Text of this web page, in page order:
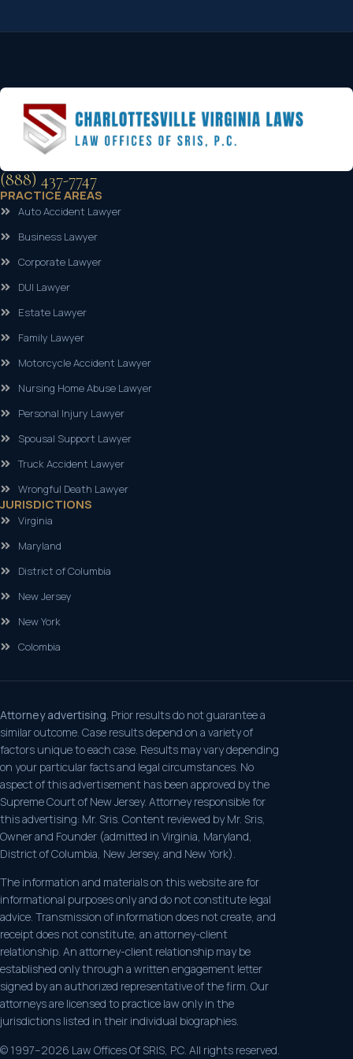
(888) 437-7747
PRACTICE AREAS
Auto Accident Lawyer
Business Lawyer
Corporate Lawyer
DUI Lawyer
Estate Lawyer
Family Lawyer
Motorcycle Accident Lawyer
Nursing Home Abuse Lawyer
Personal Injury Lawyer
Spousal Support Lawyer
Truck Accident Lawyer
Wrongful Death Lawyer
JURISDICTIONS
Virginia
Maryland
District of Columbia
New Jersey
New York
Colombia
Attorney advertising. Prior results do not guarantee a
similar outcome. Case results depend on a variety of
factors unique to each case. Results may vary depending
on your particular facts and legal circumstances. No
aspect of this advertisement has been approved by the
Supreme Court of New Jersey. Attorney responsible for
this advertising: Mr. Sris. Content reviewed by Mr. Sris,
Owner and Founder (admitted in Virginia, Maryland,
District of Columbia, New Jersey, and New York).
The information and materials on this website are for
informational purposes only and do not constitute legal
advice. Transmission of information does not create, and
receipt does not constitute, an attorney-client
relationship. An attorney-client relationship may be
established only through a written engagement letter
signed by an authorized representative of the firm. Our
attorneys are licensed to practice law only in the
jurisdictions listed in their individual biographies.
© 1997–2026 Law Offices Of SRIS, P.C. All rights reserved.